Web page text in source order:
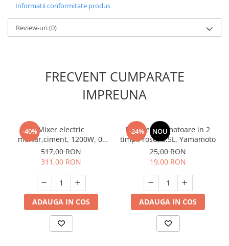
Unelte Gradinarit
Ventilatoare
Informatii conformitate produs
Review-uri(0)
FRECVENT CUMPARATE
IMPREUNA
-40%Mixer electric
mortar,ciment, 1200W, 0-
600min-1, Raider RD-HM07
517,00 RON
311,00 RON
ADAUGA IN COS
-24% NOU
Ulei pentru motoare in 2
timpi, rosu, 0.5L, Yamamoto
25,00 RON
19,00 RON
ADAUGA IN COS